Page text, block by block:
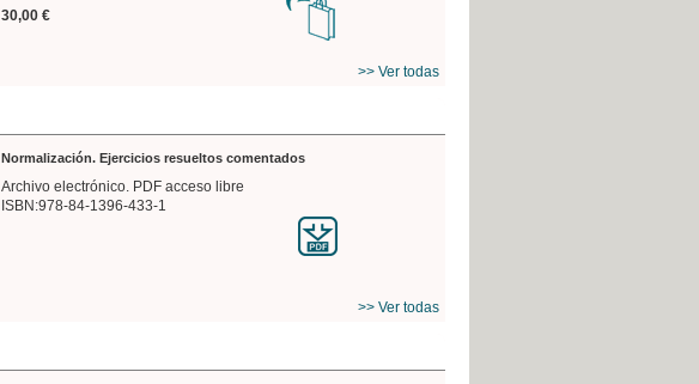
30,00 €
>> Ver todas
Normalización. Ejercicios resueltos comentados
Archivo electrónico. PDF acceso libre
ISBN:978-84-1396-433-1
>> Ver todas